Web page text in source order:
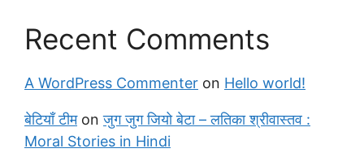
Recent Comments
A WordPress Commenter on Hello world!
बेटियाँ टीमonजुग जुग जियो बेटा – लतिका श्रीवास्तव :
Moral Stories in Hindi